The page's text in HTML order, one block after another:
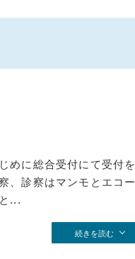
めに総合受付にて受付を
、診察はマンモとエコー
...
続きを読む